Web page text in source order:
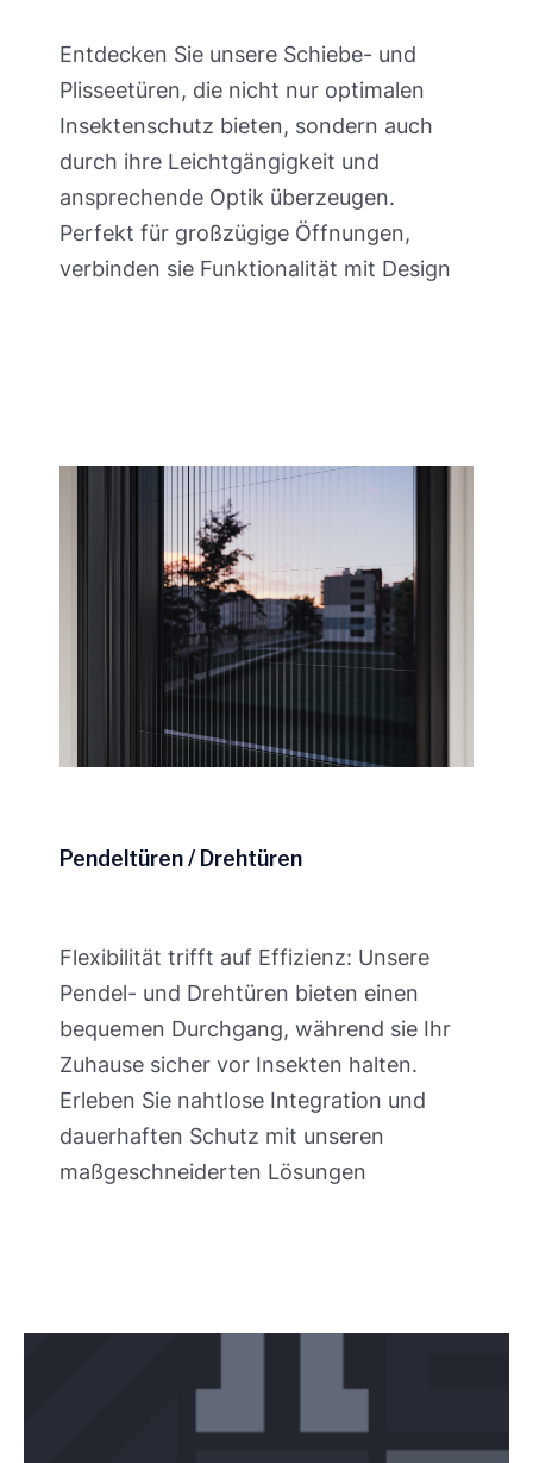
Entdecken Sie unsere Schiebe- und
Plisseetüren, die nicht nur optimalen
Insektenschutz bieten, sondern auch
durch ihre Leichtgängigkeit und
ansprechende Optik überzeugen.
Perfekt für großzügige Öffnungen,
verbinden sie Funktionalität mit Design
Pendeltüren / Drehtüren
Flexibilität trifft auf Effizienz: Unsere
Pendel- und Drehtüren bieten einen
bequemen Durchgang, während sie Ihr
Zuhause sicher vor Insekten halten.
Erleben Sie nahtlose Integration und
dauerhaften Schutz mit unseren
maßgeschneiderten Lösungen